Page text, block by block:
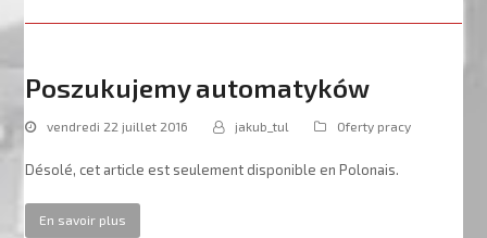
Poszukujemy automatyków
vendredi 22 juillet 2016 jakub_tul Oferty pracy
Désolé, cet article est seulement disponible en Polonais.
En savoir plus